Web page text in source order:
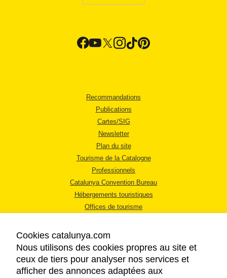
Recommandations
Publications
Cartes/SIG
Newsletter
Plan du site
Tourisme de la Catalogne
Professionnels
Catalunya Convention Bureau
Hébergements touristiques
Offices de tourisme
Cookies catalunya.com
Nous utilisons des cookies propres au site et
ceux de tiers pour analyser nos services et
afficher des annonces adaptées aux